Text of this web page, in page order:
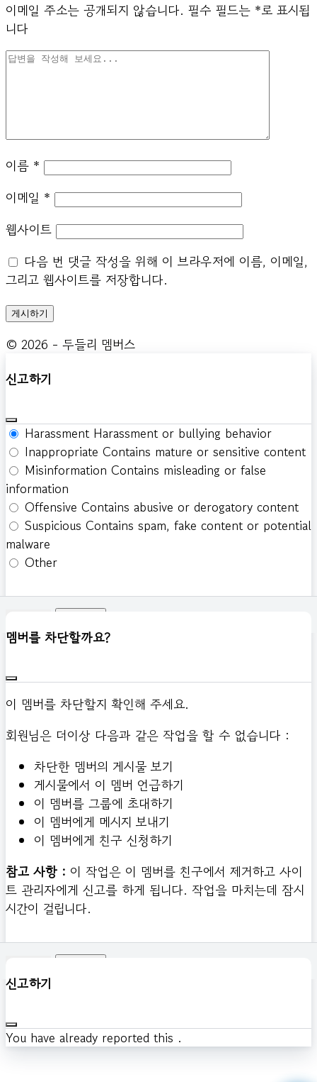
이메일 주소는 공개되지 않습니다. 필수 필드는 *로 표시됩
니다
이름 *
이메일 *
웹사이트
다음 번 댓글 작성을 위해 이 브라우저에 이름, 이메일,
그리고 웹사이트를 저장합니다.
© 2026 - 두들리 멤버스
신고하기
Harassment Harassment or bullying behavior
Inappropriate Contains mature or sensitive content
Misinformation Contains misleading or false
information
Offensive Contains abusive or derogatory content
Suspicious Contains spam, fake content or potential
malware
Other
멤버를 차단할까요?
이 멤버를 차단할지 확인해 주세요.
회원님은 더이상 다음과 같은 작업을 할 수 없습니다 :
차단한 멤버의 게시물 보기
게시물에서 이 멤버 언급하기
이 멤버를 그룹에 초대하기
이 멤버에게 메시지 보내기
이 멤버에게 친구 신청하기
참고 사항 : 이 작업은 이 멤버를 친구에서 제거하고 사이
트 관리자에게 신고를 하게 됩니다. 작업을 마치는데 잠시
시간이 걸립니다.
신고하기
You have already reported this .